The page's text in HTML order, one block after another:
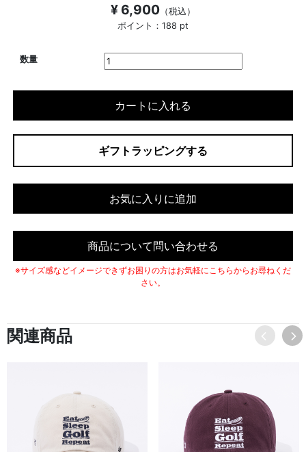
¥ 6,900 （税込）
ポイント：188 pt
数量
カートに入れる
ギフトラッピングする
お気に入りに追加
商品について問い合わせる
※サイズ感などイメージできずお困りの方はお気軽にこちらからお尋ねくだ
さい。
関連商品